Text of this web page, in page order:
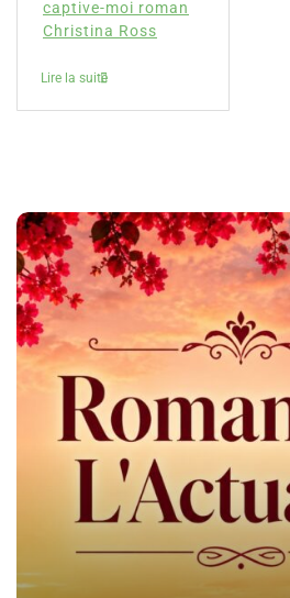
captive-moi roman
Christina Ross
Lire la suite